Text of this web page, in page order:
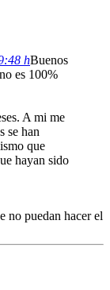
hBuenos
es 100%
A mi me
se han
que
hayan sido
no puedan hacer el